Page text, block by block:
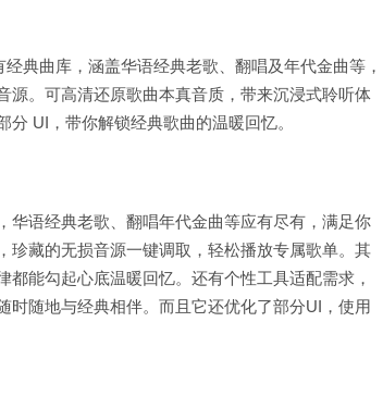
典曲库，涵盖华语经典老歌、翻唱及年代金曲等，
源。可高清还原歌曲本真音质，带来沉浸式聆听体
UI，带你解锁经典歌曲的温暖回忆。
华语经典老歌、翻唱年代金曲等应有尽有，满足你
珍藏的无损音源一键调取，轻松播放专属歌单。其
能勾起心底温暖回忆。还有个性工具适配需求，
随地与经典相伴。而且它还优化了部分UI，使用